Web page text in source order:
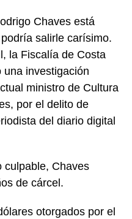
Chaves está
salirle carísimo.
la Fiscalía de Costa
una investigación
ministro de Cultura
por el delito de
del diario digital
culpable, Chaves
de cárcel.
otorgados por el